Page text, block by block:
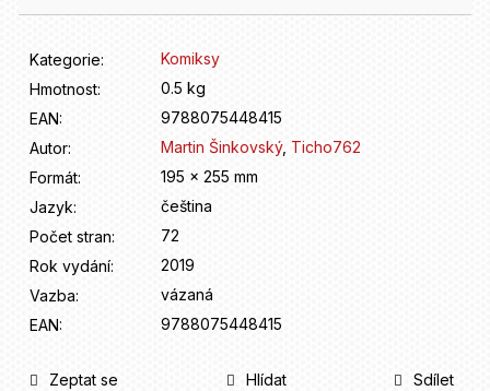
Kategorie:
Komiksy
Hmotnost:
0.5 kg
EAN:
9788075448415
Autor: Martin Šinkovský, Ticho762
Formát:
195 x 255 mm
Jazyk:
čeština
Počet stran:
72
Rok vydání:
2019
Vazba:
vázaná
EAN: 9788075448415
Zeptat se Hlídat Sdílet
p
o
r
u
č
u
e
m
e